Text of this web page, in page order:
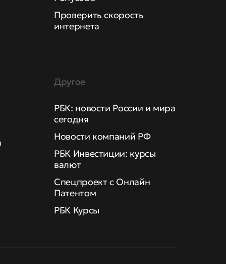
Проверить скорость
интернета
Другое
РБК: новости России и мира
сегодня
Новости компаний РФ
РБК Инвестиции: курсы
валют
Спецпроект с Онлайн
Патентом
РБК Курсы